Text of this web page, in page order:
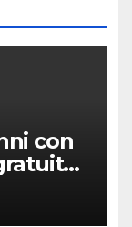
con